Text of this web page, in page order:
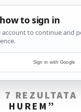
7 REZULTATA
HUREM ”
Sign in with Google